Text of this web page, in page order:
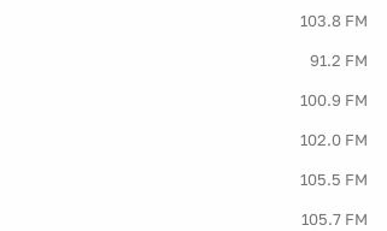
103.8 FM
91.2 FM
100.9 FM
102.0 FM
105.5 FM
105.7 FM